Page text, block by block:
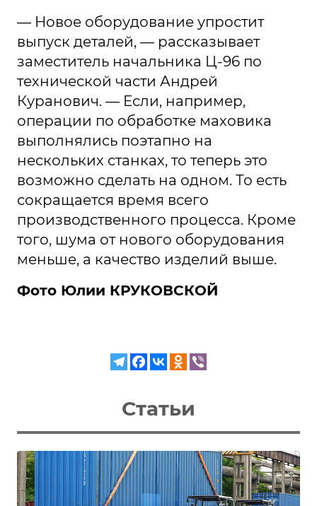
— Новое оборудование упростит
выпуск деталей, — рассказывает
заместитель начальника Ц-96 по
технической части Андрей
Куранович. — Если, например,
операции по обработке маховика
выполнялись поэтапно на
нескольких станках, то теперь это
возможно сделать на одном. То есть
сокращается время всего
производственного процесса. Кроме
того, шума от нового оборудования
меньше, а качество изделий выше.
Фото Юлии КРУКОВСКОЙ
Статьи